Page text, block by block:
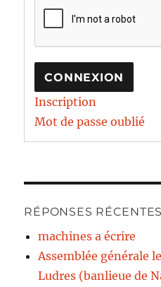
CONNEXION
Inscription
Mot de passe oublié
RÉPONSES RÉCENTES
machines a écrire
Assemblée générale
Ludres (banlieue de